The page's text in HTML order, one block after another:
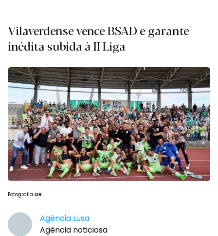
Vilaverdense vence BSAD e garante
inédita subida à II Liga
Fotografia DR
Agência Lusa
Agência noticiosa